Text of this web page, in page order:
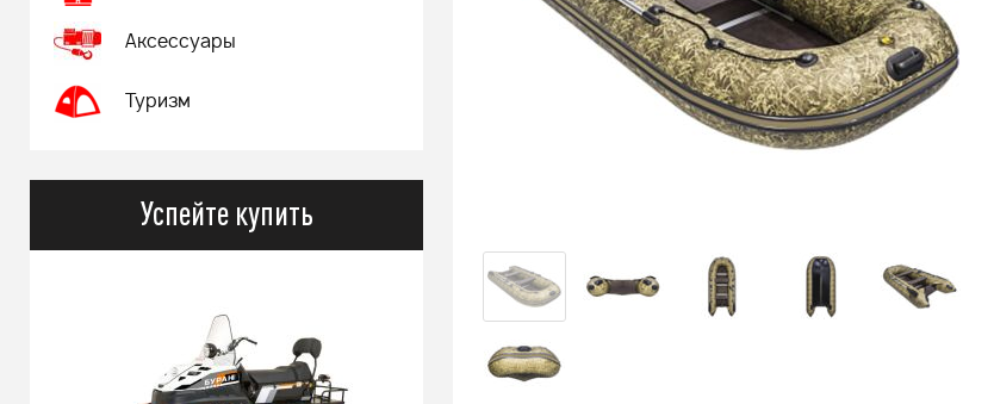
Аксессуары
Туризм
Успейте купить